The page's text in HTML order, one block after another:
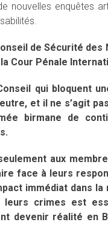
nouvelles enquêtes
de Sécurité
Cour Pénale
qui bloquent
et il ne s’agit
birmane de
aux
face à leurs
immédiat dans
leurs crimes est
devenir réalité en